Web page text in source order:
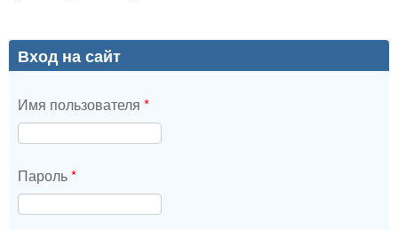
Вход на сайт
Имя пользователя *
Пароль*